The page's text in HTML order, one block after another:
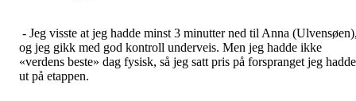
- Jeg visste at jeg hadde minst 3 minutter ned til Anna
og jeg gikk med god kontroll underveis. Men jeg hadde ikke
«verdens beste» dag fysisk, så jeg satt pris på forspranget jeg hadde
ut på etappen.